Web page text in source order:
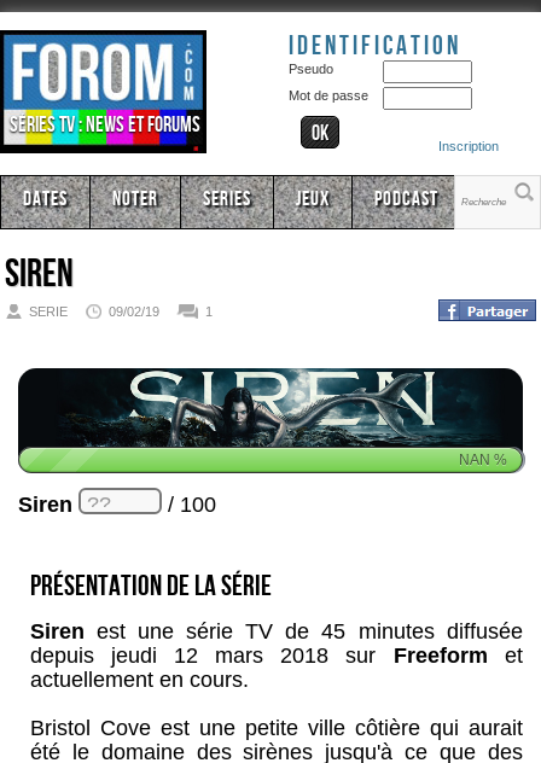
Séries TV : news et forums
Identification
Pseudo
Mot de passe
Inscription
Dates Noter Series Jeux Podcast
Siren
SERIE 09/02/19 1
NAN%
Siren / 100
Présentation de la série
Siren est une série TV de 45 minutes diffusée
depuis jeudi 12 mars 2018 sur Freeform et
actuellement en cours.
Bristol Cove est une petite ville côtière qui aurait
été le domaine des sirènes jusqu'à ce que des